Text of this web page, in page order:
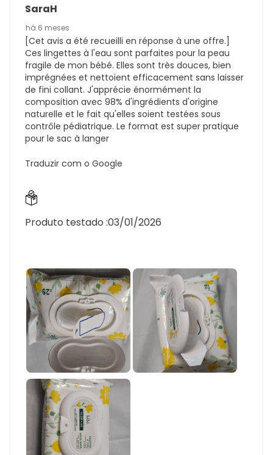
SaraH
há 6 meses
[Cet avis a été recueilli en réponse à une offre.]
Ces lingettes à l'eau sont parfaites pour la peau
fragile de mon bébé. Elles sont très douces, bien
imprégnées et nettoient efficacement sans laisser
de fini collant. J'apprécie énormément la
composition avec 98% d'ingrédients d'origine
naturelle et le fait qu'elles soient testées sous
contrôle pédiatrique. Le format est super pratique
pour le sac à langer
Traduzir com o Google
Produto testado :03/01/2026